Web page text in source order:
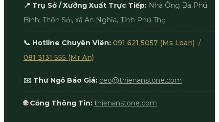
📍 Trụ Sở / Xưởng Xuất Trực Tiếp: Nhà Ông Bà Phú
Bình, Thôn Sỏi, xã An Nghĩa, Tỉnh Phú Thọ
📞 Hotline Chuyên Viên: 091 621 5057 (Ms Loan) /
081 3131 555 (Mr An)
✉️ Thư Ngỏ Báo Giá: ceo@thienanstone.com
🌐 Cổng Thông Tin: thienanstone.com